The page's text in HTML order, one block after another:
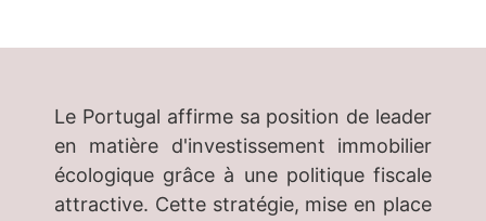
Le Portugal affirme sa position de leader
en matière d'investissement immobilier
écologique grâce à une politique fiscale
attractive. Cette stratégie, mise en place